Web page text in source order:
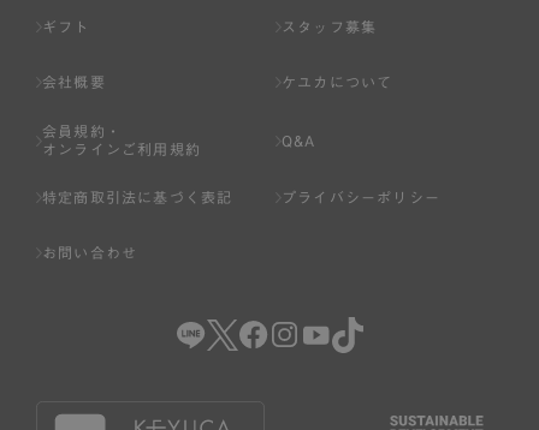
ギフト スタッフ募集
会社概要 ケユカについて
会員規約・
オンラインご利用規約
Q&A
特定商取引法に基づく表記 プライバシーポリシー
お問い合わせ